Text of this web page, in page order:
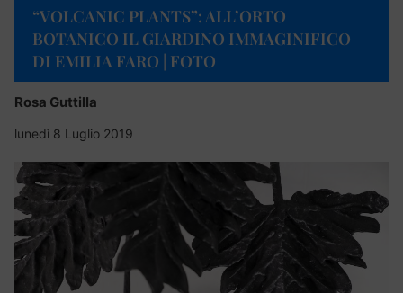
“VOLCANIC PLANTS”: ALL’ORTO
BOTANICO IL GIARDINO IMMAGINIFICO
DI EMILIA FARO | FOTO
Rosa Guttilla
lunedì 8 Luglio 2019